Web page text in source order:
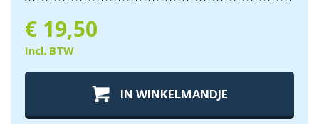
€ 19,50
Incl. BTW
IN WINKELMANDJE